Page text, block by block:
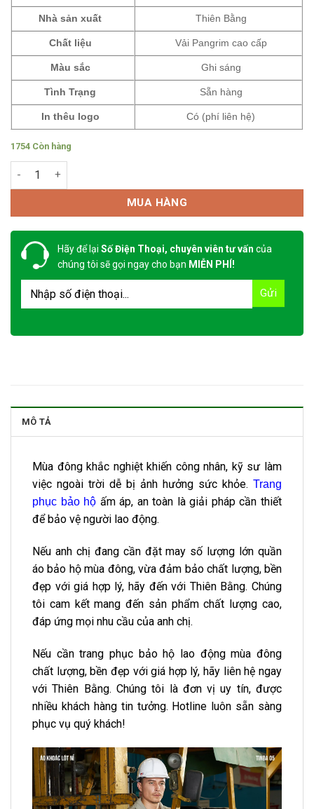
Nhà sản xuất Thiên Bằng
Chất liệu Vải Pangrim cao cấp
Màu sắc Ghi sáng
Tình Trạng Sẵn hàng
In thêu logo Có (phí liên hệ)
1754 Còn hàng
Áo khoác Bảo Hộ Tinba 05 số lượng
MUA HÀNG
Hãy để lại Số Điện Thoại, chuyên viên tư vấn của
chúng tôi sẽ gọi ngay cho bạn MIỄN PHÍ!
MÔ TẢ
Mùa đông khắc nghiệt khiến công nhân, kỹ sư làm
việc ngoài trời dễ bị ảnh hưởng sức khỏe. Trang
phục bảo hộ ấm áp, an toàn là giải pháp cần thiết
để bảo vệ người lao động.
Nếu anh chị đang cần đặt may số lượng lớn quần
áo bảo hộ mùa đông, vừa đảm bảo chất lượng, bền
đẹp với giá hợp lý, hãy đến với Thiên Bằng. Chúng
tôi cam kết mang đến sản phẩm chất lượng cao,
đáp ứng mọi nhu cầu của anh chị.
Nếu cần trang phục bảo hộ lao động mùa đông
chất lượng, bền đẹp với giá hợp lý, hãy liên hệ ngay
với Thiên Bằng. Chúng tôi là đơn vị uy tín, được
nhiều khách hàng tin tưởng. Hotline luôn sẵn sàng
phục vụ quý khách!